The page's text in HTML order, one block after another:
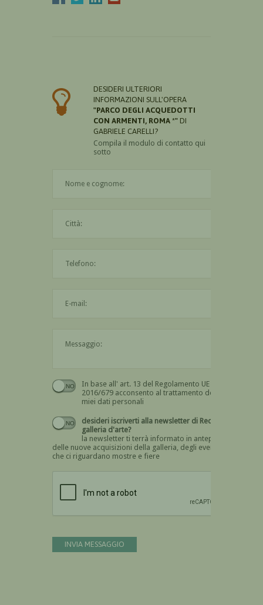
DESIDERI ULTERIORI
INFORMAZIONI SULL'OPERA
"PARCO DEGLI ACQUEDOTTI
CON ARMENTI, ROMA *" DI
GABRIELE CARELLI?
Compila il modulo di contatto qui
sotto
In base all' art. 13 del Regolamento UE n.
2016/679 acconsento al trattamento dei
miei dati personali
Devi dare il consenso
desideri iscriverti alla newsletter di Recta
galleria d'arte?
la newsletter ti terrà informato in anteprima
delle nuove acquisizioni della galleria, degli eventi
che ci riguardano mostre e fiere
INVIA MESSAGGIO